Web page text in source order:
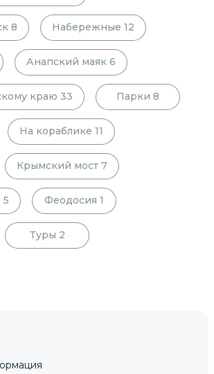
8 Набережные 12
Анапский маяк 6
краю 33 Парки 8
На кораблике 11
Крымский мост 7
5 Феодосия 1
Туры 2